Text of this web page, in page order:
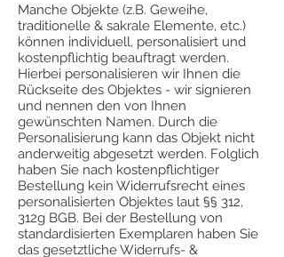
Manche Objekte (z.B. Geweihe,
traditionelle & sakrale Elemente, etc.)
können individuell, personalisiert und
kostenpflichtig beauftragt werden.
Hierbei personalisieren wir Ihnen die
Rückseite des Objektes - wir signieren
und nennen den von Ihnen
gewünschten Namen. Durch die
Personalisierung kann das Objekt nicht
anderweitig abgesetzt werden. Folglich
haben Sie nach kostenpflichtiger
Bestellung kein Widerrufsrecht eines
personalisierten Objektes laut §§ 312,
312g BGB. Bei der Bestellung von
standardisierten Exemplaren haben Sie
das gesetztliche Widerrufs- &